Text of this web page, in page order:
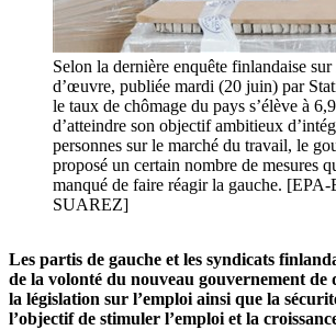
Selon la dernière enquête finlandaise
d’œuvre, publiée mardi (20 juin) par
le taux de chômage du pays s’élève à
d’atteindre son objectif ambitieux
personnes sur le marché du travail, le
proposé un certain nombre de mesures
manqué de faire réagir la gauche.
SUAREZ]
Les partis de gauche et les syndicats
de la volonté du nouveau gouvernement
la législation sur l’emploi ainsi que la
l’objectif de stimuler l’emploi et la